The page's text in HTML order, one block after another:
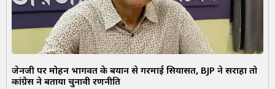
जेनजी पर मोहन भागवत के बयान से गरमाई सियासत, BJP ने सराहा तो
कांग्रेस ने बताया चुनावी रणनीति